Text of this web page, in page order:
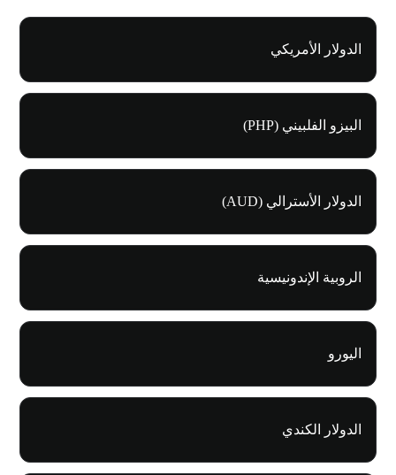
الدولار الأمريكي
البيزو الفلبيني (PHP)
الدولار الأسترالي (AUD)
الروبية الإندونيسية
اليورو
الدولار الكندي